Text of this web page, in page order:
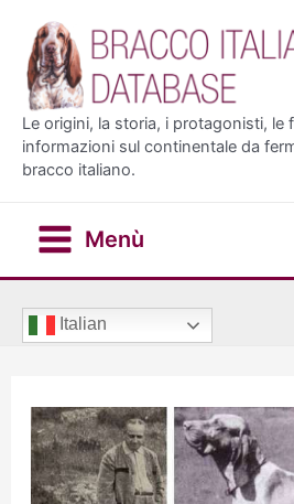
contenuto
Le origini, la storia, i protagonisti, le
informazioni sul continentale da
bracco italiano.
Main
Menu
Menù
Italian